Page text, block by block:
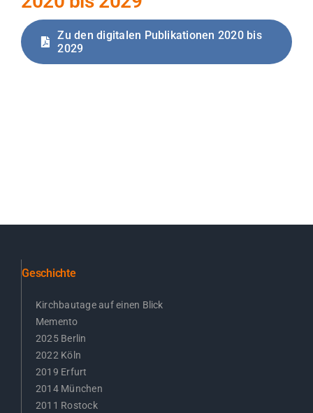
Zu den digitalen Publikationen 2020 bis
2029
Geschichte
Kirchbautage auf einen Blick
Memento
2025 Berlin
2022 Köln
2019 Erfurt
2014 München
2011 Rostock